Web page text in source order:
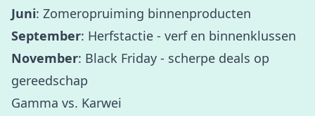
Juni: Zomeropruiming binnenproducten
September: Herfstactie - verf en binnenklussen
November: Black Friday - scherpe deals op
gereedschap
Gamma vs. Karwei